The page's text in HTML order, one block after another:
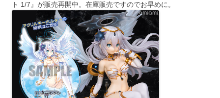
ト 1/7』が販売再開中。在庫販売ですのでお早めに。